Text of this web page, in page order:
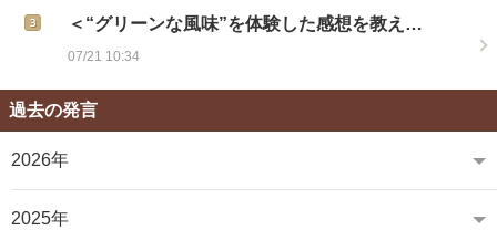
＜“グリーンな風味”を体験した感想を教え…
07/21 10:34
過去の発言
2026年
2025年